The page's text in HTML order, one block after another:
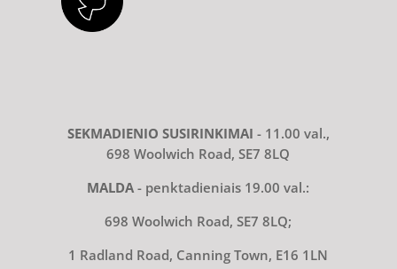
SEKMADIENIO SUSIRINKIMAI - 11.00 val.,
698 Woolwich Road, SE7 8LQ
MALDA- penktadieniais 19.00 val.:
698 Woolwich Road, SE7 8LQ;
1 Radland Road, Canning Town, E16 1LN